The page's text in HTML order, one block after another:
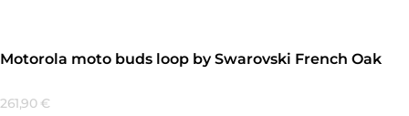
Motorola moto buds loop by Swarovski French Oak
261,90 €